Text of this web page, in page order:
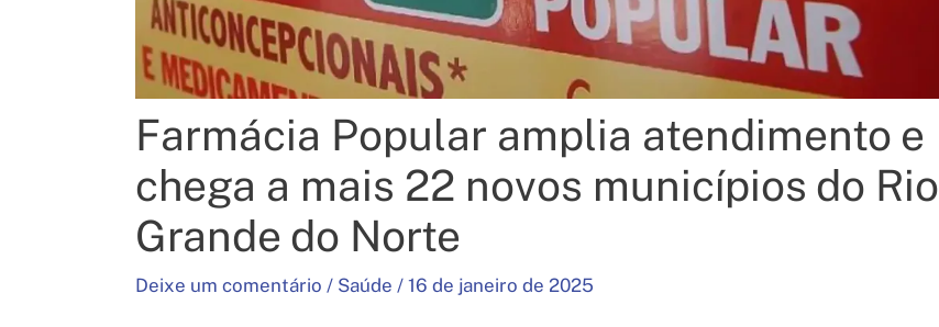
Farmácia Popular amplia atendimento e
chega a mais 22 novos municípios do Rio
Grande do Norte
Deixe um comentário / Saúde / 16 de janeiro de 2025